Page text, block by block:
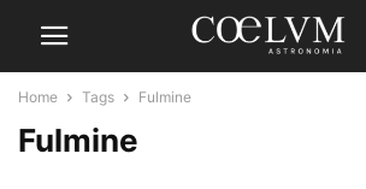
Home Tags Fulmine
Fulmine